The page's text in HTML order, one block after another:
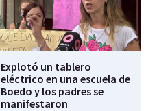
Explotó un tablero
eléctrico en una escuela de
Boedo y los padres se
manifestaron